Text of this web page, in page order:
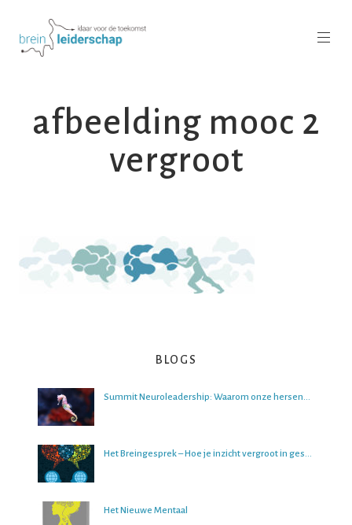
afbeelding mooc 2
vergroot
BLOGS
Summit Neuroleadership: Waarom onze hersenen het lastig vinden om over de toekomst na te denken
Het Breingesprek – Hoe je inzicht vergroot in gesprekken
Het Nieuwe Mentaal